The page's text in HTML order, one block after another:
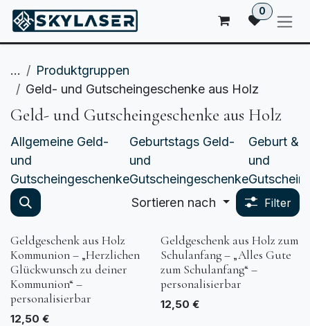
0
...
Produktgruppen
Geld- und Gutscheingeschenke aus Holz
Geld- und Gutscheingeschenke aus Holz
Allgemeine Geld-
und
Gutscheingeschenke
Geburtstags Geld-
und
Gutscheingeschenke
Geburt &
und
Sortieren nach
Filter
Geldgeschenk aus Holz
Kommunion – „Herzlichen
Glückwunsch zu deiner
Kommunion“ –
personalisierbar
12,50 €
Geldgeschenk aus Holz zum
Schulanfang – „Alles Gute
zum Schulanfang“ –
personalisierbar
12,50 €